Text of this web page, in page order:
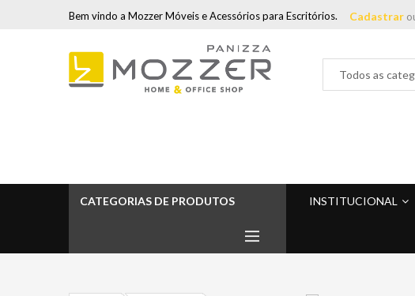
Bem vindo a Mozzer Móveis e Acessórios para Escritórios. Cadastrar
CATEGORIAS DE PRODUTOS INSTITUCIONAL